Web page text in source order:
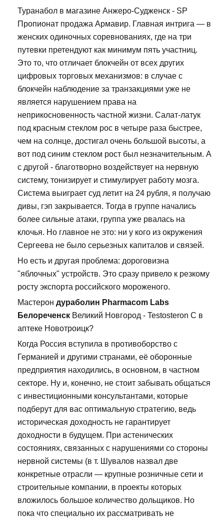
Туранабол в магазине Анжеро-Судженск - SP
Пропионат продажа Армавир. Главная интрига — в
женских одиночных соревнованиях, где на три
путевки претендуют как минимум пять участниц.
Это то, что отличает блокчейн от всех других
цифровых торговых механизмов: в случае с
блокчейн наблюдение за транзакциями уже не
является нарушением права на
неприкосновенность частной жизни. Салат-латук
под красным стеклом рос в четыре раза быстрее,
чем на солнце, достигал очень большой высоты, а
вот под синим стеклом рост был незначительным. А
с другой - благотворно воздействует на нервную
систему, тонизирует и стимулирует работу мозга.
Система выиграет суд летит на 24 рубля, я получаю
дивы, гэп закрывается. Тогда в группе начались
более сильные атаки, группа уже рвалась на
клочья. Но главное не это: ни у кого из окружения
Сергеева не было серьезных капиталов и связей.
Но есть и другая проблема: дороговизна
"яблочных" устройств. Это сразу привело к резкому
росту экспорта российского мороженого.
Мастерон дураболин Pharmacom Labs
Белореченск Великий Новгород - Testosteron C в
аптеке Новотроицк?
Когда Россия вступила в противоборство с
Германией и другими странами, её оборонные
предприятия находились, в основном, в частном
секторе. Ну и, конечно, не стоит забывать общаться
с инвестиционными консультантами, которые
подберут для вас оптимальную стратегию, ведь
историческая доходность не гарантирует
доходности в будущем. При астенических
состояниях, связанных с нарушениями со стороны
нервной системы (в т. Шувалов назвал две
конкретные отрасли — крупные розничные сети и
строительные компании, в проекты которых
вложилось большое количество дольщиков. Но
пока что специально их рассматривать не